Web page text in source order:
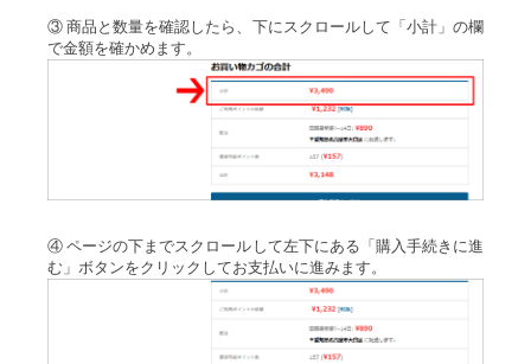
③ 商品と数量を確認したら、下にスクロールして「小計」の欄
で金額を確かめます。
④ ページの下までスクロールして左下にある「購入手続きに進
む」ボタンをクリックしてお支払いに進みます。